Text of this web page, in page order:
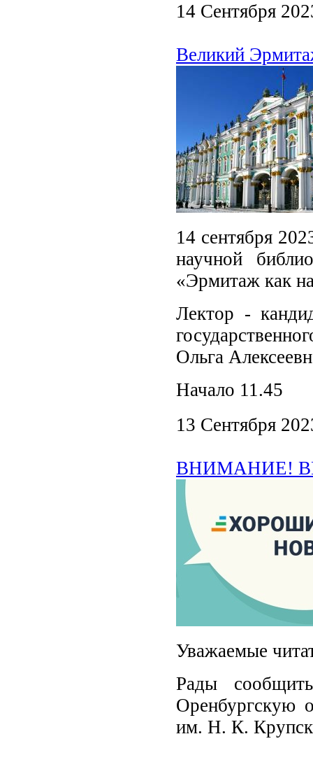
14 Сентября
Великий
14 сентября
научной
«Эрмитаж как
Лектор -
Ольга
Начало 11.45
13 Сентября
ВНИМАНИЕ!
Уважаемые
Рады
Оренбургскую
им. Н. К.